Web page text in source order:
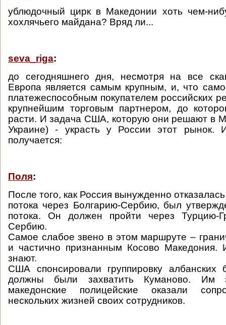
ублюдочный цирк в Македонии хоть чем-
хохлячьего майдана? Вряд ли...
seva_riga:
до сегодняшнего дня, несмотря на все
Европа является самым крупным, и, что
платежеспособным покупателем российских
крупнейшим торговым партнером, до
расти. И задача США, которую они решают в
Украине) - украсть у России этот рынок.
получается:
Поля:
После того, как Россия вынужденно
потока через Болгарию-Сербию, был
потока. Он должен пройти через Турцию-
Сербию.
Самое слабое звено в этом маршруте –
и частично признанным Косово Македония.
знают.
США спонсировали группировку албанских
должны были захватить Куманово. Им
македонские полицейские оказали
нескольких жизней своих сотрудников.